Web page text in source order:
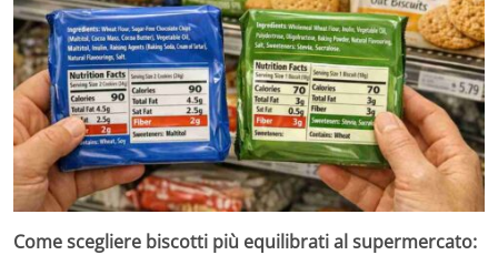
Come scegliere biscotti più equilibrati al supermercato: